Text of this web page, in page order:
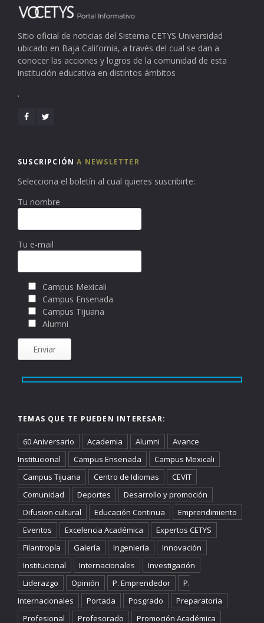
Sitio oficial de noticias del Sistema CETYS Universidad
ubicado en Baja California, a través del cual se dan a
conocer las acciones y logros de la comunidad de esta
institución educativa en distintos ámbitos
.
SUSCRIPCIÓNA NEWSLETTER
Selecciona el boletín al cual quieres suscribirte:
Tu nombre
Tu e-mail
Campus Mexicali
Campus Ensenada
Campus Tijuana
Alumni
TEMAS QUE TE PUEDEN INTERESAR:
60 Aniversario Academia Alumni
Avance
Institucional
Campus Ensenada
Campus Mexicali
Campus Tijuana
Centro de Idiomas
CEVIT
Comunidad
Deportes
Desarrollo y promoción
Difusion cultural
Educación Continua
Emprendimiento
Eventos
Excelencia Académica
Expertos CETYS
Filantropía
Galería Ingeniería
Innovación
Institucional
Internacionales
Investigación
Liderazgo
Opinión P. Emprendedor
P.
Internacionales
Portada Posgrado
Preparatoria
Profesional
Profesorado Promoción Académica